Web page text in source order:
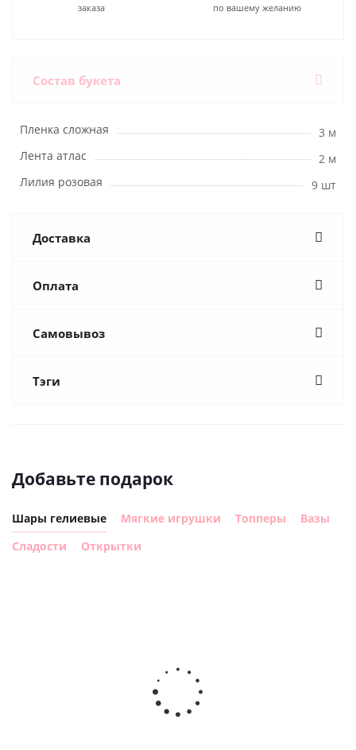
заказа
по вашему желанию
Состав букета
Пленка сложная
3 м
Лента атлас
2 м
Лилия розовая
9 шт
Доставка
Оплата
Самовывоз
Тэги
Добавьте подарок
Шары гелиевые Мягкие игрушки Топперы
Вазы
Сладости
Открытки
Сердце розовое
фольгированный